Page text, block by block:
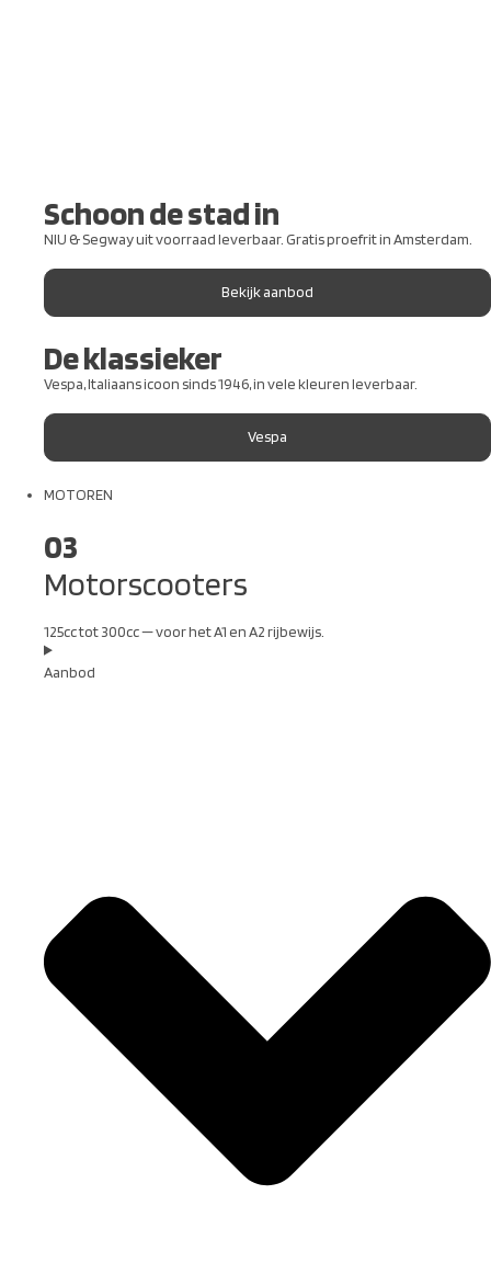
Schoon de stad in
NIU & Segway uit voorraad leverbaar. Gratis proefrit in Amsterdam.
Bekijk aanbod
De klassieker
Vespa, Italiaans icoon sinds 1946, in vele kleuren leverbaar.
Vespa
MOTOREN
03
Motorscooters
125cc tot 300cc — voor het A1 en A2 rijbewijs.
Aanbod